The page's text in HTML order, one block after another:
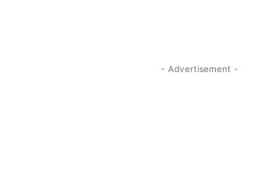
- Advertisement -